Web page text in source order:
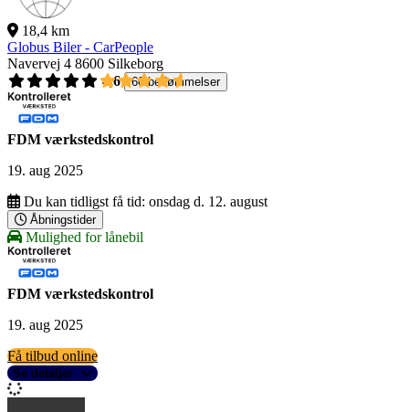
18,4 km
Globus Biler - CarPeople
Navervej 4 8600 Silkeborg
4,6
60 bedømmelser
FDM værkstedskontrol
19. aug 2025
Du kan tidligst få tid: onsdag d. 12. august
Åbningstider
Mulighed for lånebil
FDM værkstedskontrol
19. aug 2025
Få tilbud online
Se detaljer